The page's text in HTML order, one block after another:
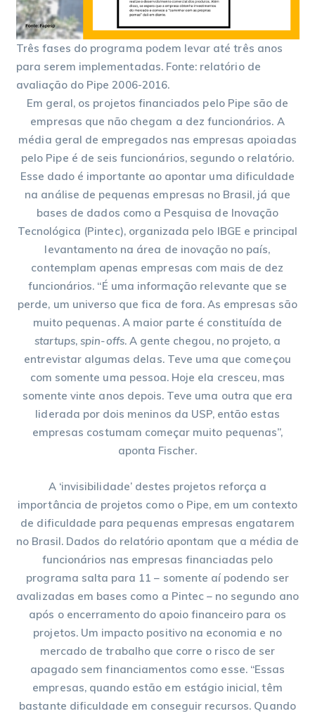
Três fases do programa podem levar até três anos
para serem implementadas. Fonte: relatório de
avaliação do Pipe 2006-2016.
Em geral, os projetos financiados pelo Pipe são de
empresas que não chegam a dez funcionários. A
média geral de empregados nas empresas apoiadas
pelo Pipe é de seis funcionários, segundo o relatório.
Esse dado é importante ao apontar uma dificuldade
na análise de pequenas empresas no Brasil, já que
bases de dados como a Pesquisa de Inovação
Tecnológica (Pintec), organizada pelo IBGE e principal
levantamento na área de inovação no país,
contemplam apenas empresas com mais de dez
funcionários. “É uma informação relevante que se
perde, um universo que fica de fora. As empresas são
muito pequenas. A maior parte é constituída de
startups,spin-offs. A gente chegou, no projeto, a
entrevistar algumas delas. Teve uma que começou
com somente uma pessoa. Hoje ela cresceu, mas
somente vinte anos depois. Teve uma outra que era
liderada por dois meninos da USP, então estas
empresas costumam começar muito pequenas”,
aponta Fischer.
A ‘invisibilidade’ destes projetos reforça a
importância de projetos como o Pipe, em um contexto
de dificuldade para pequenas empresas engatarem
no Brasil. Dados do relatório apontam que a média de
funcionários nas empresas financiadas pelo
programa salta para 11 – somente aí podendo ser
avalizadas em bases como a Pintec – no segundo ano
após o encerramento do apoio financeiro para os
projetos. Um impacto positivo na economia e no
mercado de trabalho que corre o risco de ser
apagado sem financiamentos como esse. “Essas
empresas, quando estão em estágio inicial, têm
bastante dificuldade em conseguir recursos. Quando